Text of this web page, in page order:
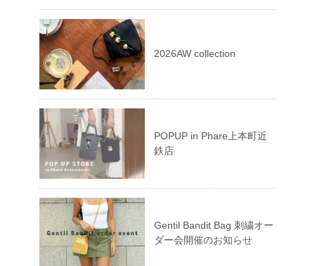
2026AW collection
POPUP in Phare上本町近
鉄店
Gentil Bandit Bag 刺繍オー
ダー会開催のお知らせ